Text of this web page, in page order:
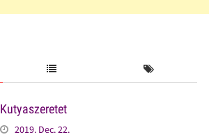
Kutyaszeretet
2019. Dec. 22.